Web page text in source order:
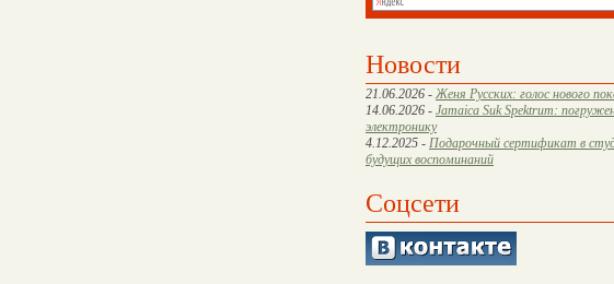
Новости
21.06.2026 - Женя Русских: голос нового
14.06.2026 - Jamaica Suk Spektrum:
электронику
4.12.2025 - Подарочный сертификат в
будущих воспоминаний
Соцсети